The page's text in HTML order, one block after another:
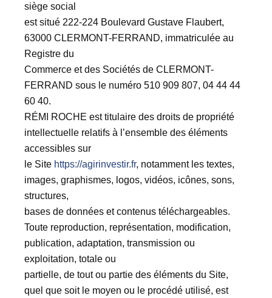
siège social
est situé 222-224 Boulevard Gustave Flaubert,
63000 CLERMONT-FERRAND, immatriculée au
Registre du
Commerce et des Sociétés de CLERMONT-
FERRAND sous le numéro 510 909 807, 04 44 44
60 40.
RÉMI ROCHE est titulaire des droits de propriété
intellectuelle relatifs à l’ensemble des éléments
accessibles sur
le Site https://agirinvestir.fr, notamment les textes,
images, graphismes, logos, vidéos, icônes, sons,
structures,
bases de données et contenus téléchargeables.
Toute reproduction, représentation, modification,
publication, adaptation, transmission ou
exploitation, totale ou
partielle, de tout ou partie des éléments du Site,
quel que soit le moyen ou le procédé utilisé, est